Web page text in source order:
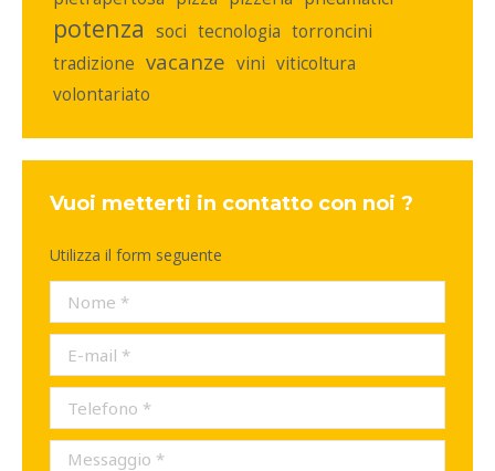
potenza soci tecnologia torroncini
tradizione vacanze vini viticoltura
volontariato
Vuoi metterti in contatto con noi ?
Utilizza il form seguente
Nome *
E-mail *
Telefono *
Messaggio *